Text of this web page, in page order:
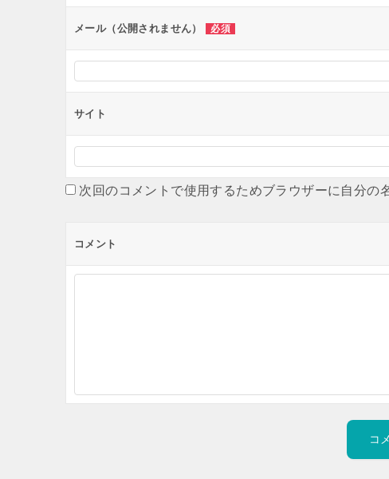
メール（公開されません） 必須
サイト
次回のコメントで使用するためブラウザーに自分の
コメント